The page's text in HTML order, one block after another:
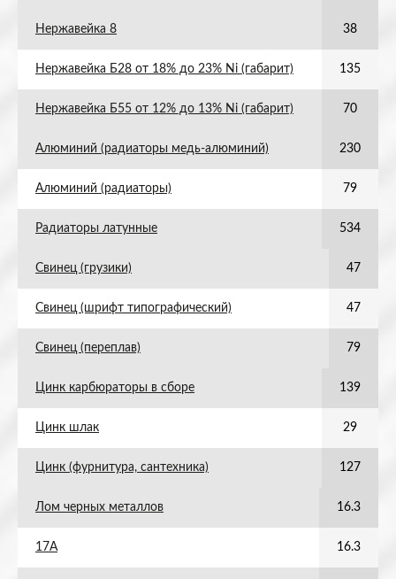
Нержавейка 8 38
Нержавейка Б28 от 18% до 23% Ni (габарит) 135
Нержавейка Б55 от 12% до 13% Ni (габарит) 70
Алюминий (радиаторы медь-алюминий) 230
Алюминий (радиаторы) 79
Радиаторы латунные 534
Свинец (грузики) 47
Свинец (шрифт типографический) 47
Свинец (переплав) 79
Цинк карбюраторы в сборе 139
Цинк шлак 29
Цинк (фурнитура, сантехника) 127
Лом черных металлов 16.3
17А 16.3